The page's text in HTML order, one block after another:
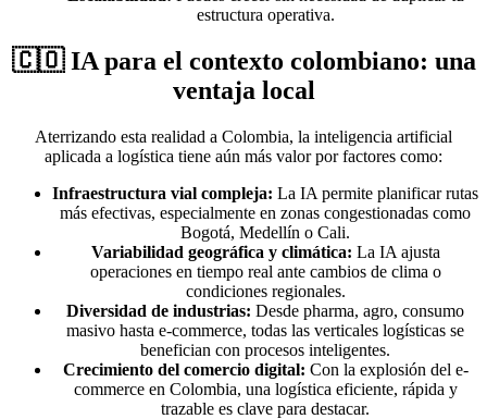
estructura operativa.
🇨🇴 IA para el contexto colombiano: una
ventaja local
Aterrizando esta realidad a Colombia, la inteligencia artificial
aplicada a logística tiene aún más valor por factores como:
Infraestructura vial compleja: La IA permite planificar rutas
más efectivas, especialmente en zonas congestionadas como
Bogotá, Medellín o Cali.
Variabilidad geográfica y climática: La IA ajusta
operaciones en tiempo real ante cambios de clima o
condiciones regionales.
Diversidad de industrias: Desde pharma, agro, consumo
masivo hasta e-commerce, todas las verticales logísticas se
benefician con procesos inteligentes.
Crecimiento del comercio digital: Con la explosión del e-
commerce en Colombia, una logística eficiente, rápida y
trazable es clave para destacar.